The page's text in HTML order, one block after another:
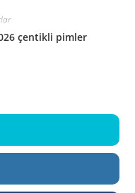
çentikli pimler